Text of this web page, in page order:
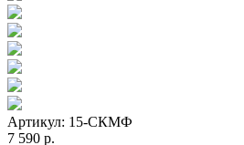
Артикул: 15-СКМФ
7 590 р.